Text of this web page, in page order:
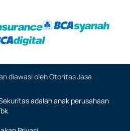
diawasi oleh Otoritas Jasa
adalah anak perusahaan